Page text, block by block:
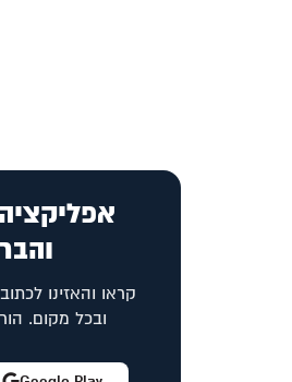
קראו והאזינו
ובכל מקום.